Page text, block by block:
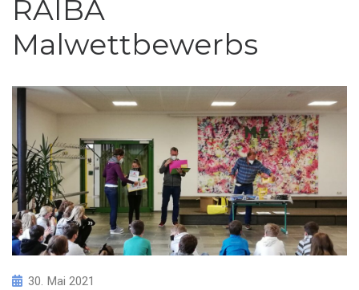
RAIBA
Malwettbewerbs
30. Mai 2021